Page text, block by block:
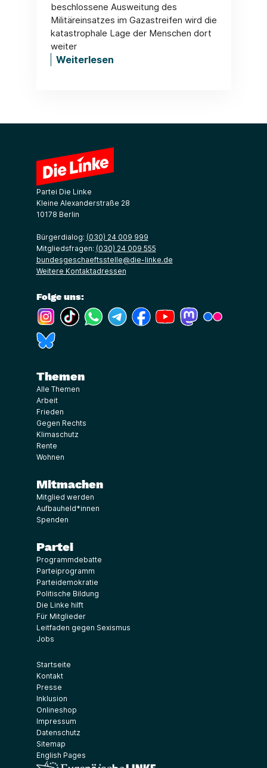
beschlossene Ausweitung des
Militäreinsatzes im Gazastreifen wird die
katastrophale Lage der Menschen dort
weiter
Weiterlesen
Partei Die Linke
Kleine Alexanderstraße 28
10178 Berlin
Bürgerdialog: (030) 24 009 999
Mitgliedsfragen: (030) 24 009 555
bundesgeschaeftsstelle@die-linke.de
Weitere Kontaktadressen
Folge uns:
(Link öffnet ein neues Fenster)
(Link öffnet ein neues Fenster)
(Link öffnet ein neues Fenster)
(Link öffnet ein neues Fenster)
(Link öffnet ein neues Fenster)
(Link öffnet ein neues
(Link öffnet ein
Themen
Alle Themen
Arbeit
Frieden
Gegen Rechts
Klimaschutz
Rente
Wohnen
Mitmachen
Mitglied werden
Aufbauheld*innen
Spenden
Partei
Programmdebatte
Parteiprogramm
Parteidemokratie
Politische Bildung
Die Linke hilft
Für Mitglieder
Leitfaden gegen Sexismus
Jobs
Startseite
Kontakt
Presse
Inklusion
Onlineshop
Impressum
Datenschutz
Sitemap
English Pages
(Link öffnet ein neues Fenster)